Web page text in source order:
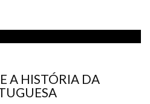
A HISTÓRIA DA